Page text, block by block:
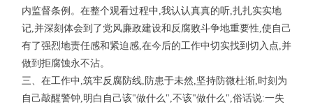
内监督条例。在整个观看过程中,我认认真真的听,扎扎实实地
记,并深刻体会到了党风廉政建设和反腐败斗争地重要性,使自己
有了强烈地责任感和紧迫感,在今后的工作中切实找到切入点,并
做到拒腐蚀永不沾。
三、在工作中,筑牢反腐防线,防患于未然,坚持防微杜渐,时刻为
自己敲醒警钟,明白自己该"做什么",不该"做什么",俗话说:一失